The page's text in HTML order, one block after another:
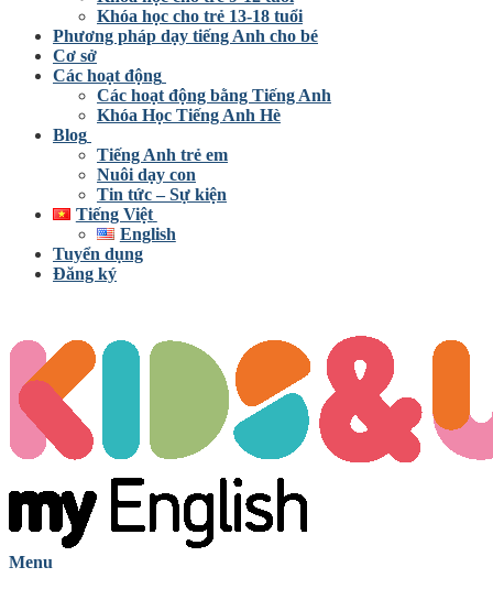
Khóa học cho trẻ 13-18 tuổi
Phương pháp dạy tiếng Anh cho bé
Cơ sở
Các hoạt động
Các hoạt động bằng Tiếng Anh
Khóa Học Tiếng Anh Hè
Blog
Tiếng Anh trẻ em
Nuôi dạy con
Tin tức – Sự kiện
Tiếng Việt
English
Tuyển dụng
Đăng ký
Menu